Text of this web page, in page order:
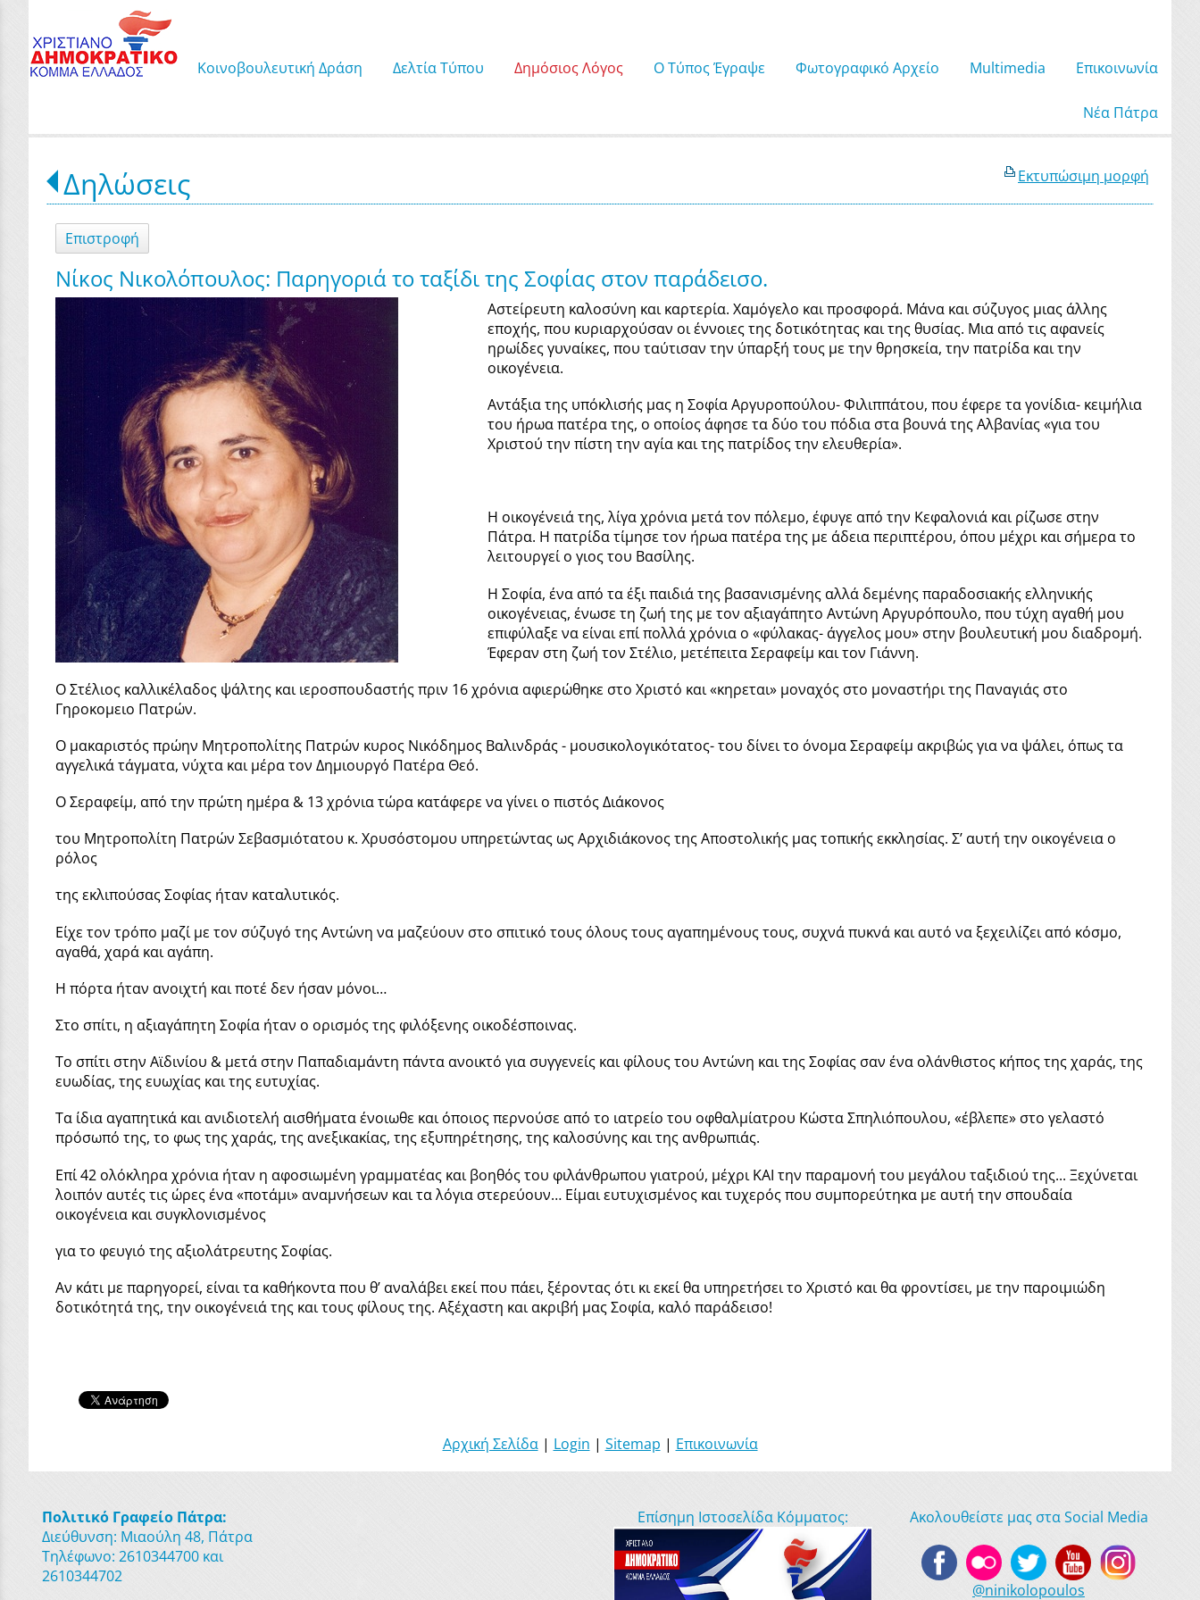
Κοινοβουλευτική Δράση Δελτία Τύπου Δημόσιος Λόγος Ο Τύπος Έγραψε Φωτογραφικό Αρχείο Μultimedia Επικοινωνία
Νέα Πάτρα
Εκτυπώσιμη μορφή
Δηλώσεις
Επιστροφή
Νίκος Νικολόπουλος: Παρηγοριά το ταξίδι της Σοφίας στον παράδεισο.
Αστείρευτη καλοσύνη και καρτερία. Χαμόγελο και προσφορά. Μάνα και σύζυγος μιας άλλης
εποχής, που κυριαρχούσαν οι έννοιες της δοτικότητας και της θυσίας. Μια από τις αφανείς
ηρωίδες γυναίκες, που ταύτισαν την ύπαρξή τους με την θρησκεία, την πατρίδα και την
οικογένεια.
Αντάξια της υπόκλισής μας η Σοφία Αργυροπούλου- Φιλιππάτου, που έφερε τα γονίδια- κειμήλια
του ήρωα πατέρα της, ο οποίος άφησε τα δύο του πόδια στα βουνά της Αλβανίας «για του
Χριστού την πίστη την αγία και της πατρίδος την ελευθερία».
Η οικογένειά της, λίγα χρόνια μετά τον πόλεμο, έφυγε από την Κεφαλονιά και ρίζωσε στην
Πάτρα. Η πατρίδα τίμησε τον ήρωα πατέρα της με άδεια περιπτέρου, όπου μέχρι και σήμερα το
λειτουργεί ο γιος του Βασίλης.
Η Σοφία, ένα από τα έξι παιδιά της βασανισμένης αλλά δεμένης παραδοσιακής ελληνικής
οικογένειας, ένωσε τη ζωή της με τον αξιαγάπητο Αντώνη Αργυρόπουλο, που τύχη αγαθή μου
επιφύλαξε να είναι επί πολλά χρόνια ο «φύλακας- άγγελος μου» στην βουλευτική μου διαδρομή.
Έφεραν στη ζωή τον Στέλιο, μετέπειτα Σεραφείμ και τον Γιάννη.
Ο Στέλιος καλλικέλαδος ψάλτης και ιεροσπουδαστής πριν 16 χρόνια αφιερώθηκε στο Χριστό και «κηρεται» μοναχός στο μοναστήρι της Παναγιάς στο
Γηροκομειο Πατρών.
Ο μακαριστός πρώην Μητροπολίτης Πατρών κυρος Νικόδημος Βαλινδράς - μουσικολογικότατος- του δίνει το όνομα Σεραφείμ ακριβώς για να ψάλει, όπως τα
αγγελικά τάγματα, νύχτα και μέρα τον Δημιουργό Πατέρα Θεό.
Ο Σεραφείμ, από την πρώτη ημέρα & 13 χρόνια τώρα κατάφερε να γίνει ο πιστός Διάκονος
του Μητροπολίτη Πατρών Σεβασμιότατου κ. Χρυσόστομου υπηρετώντας ως Αρχιδιάκονος της Αποστολικής μας τοπικής εκκλησίας. Σ’ αυτή την οικογένεια ο
ρόλος
της εκλιπούσας Σοφίας ήταν καταλυτικός.
Είχε τον τρόπο μαζί με τον σύζυγό της Αντώνη να μαζεύουν στο σπιτικό τους όλους τους αγαπημένους τους, συχνά πυκνά και αυτό να ξεχειλίζει από κόσμο,
αγαθά, χαρά και αγάπη.
Η πόρτα ήταν ανοιχτή και ποτέ δεν ήσαν μόνοι…
Στο σπίτι, η αξιαγάπητη Σοφία ήταν ο ορισμός της φιλόξενης οικοδέσποινας.
Το σπίτι στην Αϊδινίου & μετά στην Παπαδιαμάντη πάντα ανοικτό για συγγενείς και φίλους του Αντώνη και της Σοφίας σαν ένα ολάνθιστος κήπος της χαράς, της
ευωδίας, της ευωχίας και της ευτυχίας.
Τα ίδια αγαπητικά και ανιδιοτελή αισθήματα ένοιωθε και όποιος περνούσε από το ιατρείο του οφθαλμίατρου Κώστα Σπηλιόπουλου, «έβλεπε» στο γελαστό
πρόσωπό της, το φως της χαράς, της ανεξικακίας, της εξυπηρέτησης, της καλοσύνης και της ανθρωπιάς.
Επί 42 ολόκληρα χρόνια ήταν η αφοσιωμένη γραμματέας και βοηθός του φιλάνθρωπου γιατρού, μέχρι ΚΑΙ την παραμονή του μεγάλου ταξιδιού της... Ξεχύνεται
λοιπόν αυτές τις ώρες ένα «ποτάμι» αναμνήσεων και τα λόγια στερεύουν… Είμαι ευτυχισμένος και τυχερός που συμπορεύτηκα με αυτή την σπουδαία
οικογένεια και συγκλονισμένος
για το φευγιό της αξιολάτρευτης Σοφίας.
Αν κάτι με παρηγορεί, είναι τα καθήκοντα που θ’ αναλάβει εκεί που πάει, ξέροντας ότι κι εκεί θα υπηρετήσει το Χριστό και θα φροντίσει, με την παροιμιώδη
δοτικότητά της, την οικογένειά της και τους φίλους της. Αξέχαστη και ακριβή μας Σοφία, καλό παράδεισο!
Αρχική Σελίδα| Login | Sitemap | Επικοινωνία
Πολιτικό Γραφείο Πάτρα:
Διεύθυνση: Μιαούλη 48, Πάτρα
Τηλέφωνο: 2610344700 και
2610344702
Επίσημη Ιστοσελίδα Κόμματος: Ακολουθείστε μας στα Social Media
@ninikolopoulos